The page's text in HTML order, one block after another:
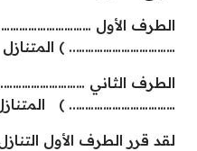
الطرف الأول
…………………………….. ) المتنازل
الطرف الثاني
…………………………….. )
لقد قرر الطرف الأول